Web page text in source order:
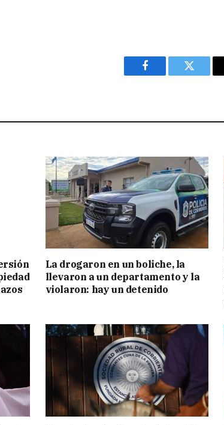
Facebook Twitter
La drogaron en un boliche, la
llevaron a un departamento y la
violaron: hay un detenido